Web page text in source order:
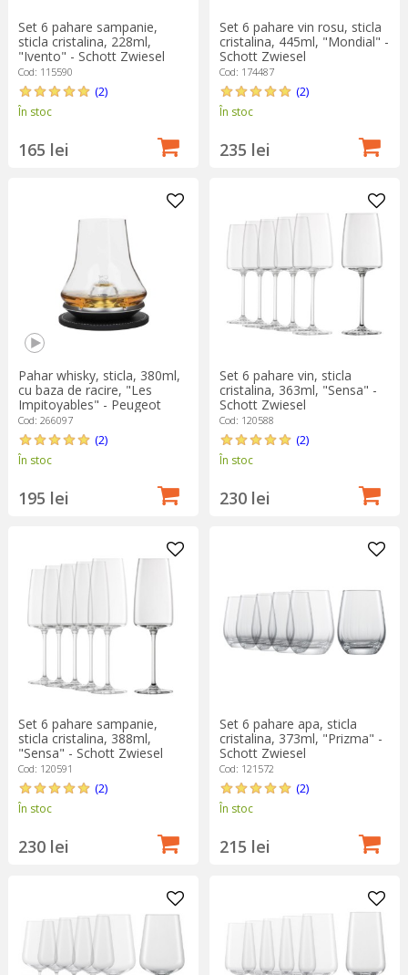
Set 6 pahare sampanie,
sticla cristalina, 228ml,
"Ivento" - Schott Zwiesel
Cod: 115590
(2)
În stoc
165 lei
Set 6 pahare vin rosu, sticla
cristalina, 445ml, "Mondial" -
Schott Zwiesel
Cod: 174487
(2)
În stoc
235 lei
Pahar whisky, sticla, 380ml,
cu baza de racire, "Les
Impitoyables" - Peugeot
Cod: 266097
(2)
În stoc
195 lei
Set 6 pahare vin, sticla
cristalina, 363ml, "Sensa" -
Schott Zwiesel
Cod: 120588
(2)
În stoc
230 lei
Set 6 pahare sampanie,
sticla cristalina, 388ml,
"Sensa" - Schott Zwiesel
Cod: 120591
(2)
În stoc
230 lei
Set 6 pahare apa, sticla
cristalina, 373ml, "Prizma" -
Schott Zwiesel
Cod: 121572
(2)
În stoc
215 lei